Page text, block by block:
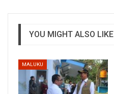
YOU MIGHT ALSO LIKE
MALUKU